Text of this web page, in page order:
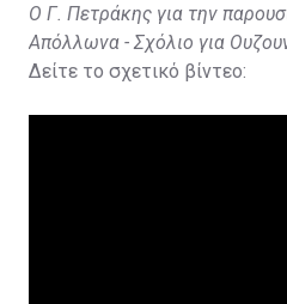
Ο Γ. Πετράκης για την
Απόλλωνα - Σχόλιο για
Δείτε το σχετικό βίντεο: